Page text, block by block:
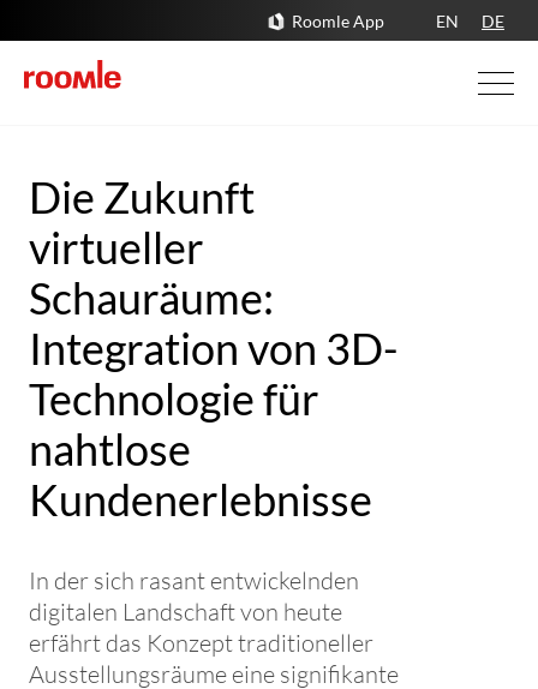
Roomle App EN DE
Die Zukunft
virtueller
Schauräume:
Integration von 3D-
Technologie für
nahtlose
Kundenerlebnisse
In der sich rasant entwickelnden
digitalen Landschaft von heute
erfährt das Konzept traditioneller
Ausstellungsräume eine signifikante